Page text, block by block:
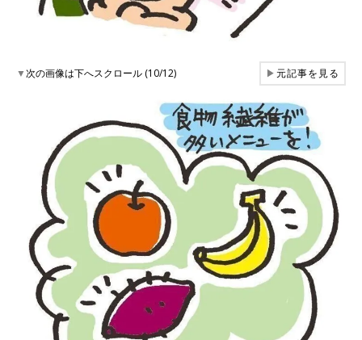
▼次の画像は下へスクロール (10/12) ▶元記事を見る